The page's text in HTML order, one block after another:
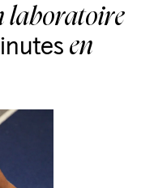
laboratoire
en